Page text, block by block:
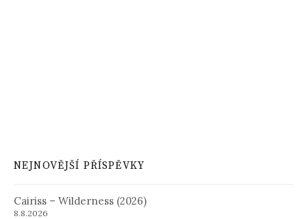
NEJNOVĚJŠÍ PŘÍSPĚVKY
Cairiss – Wilderness (2026)
8.8.2026